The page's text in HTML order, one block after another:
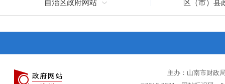
自治区政府网站 区（市）县
主办：山南市财政